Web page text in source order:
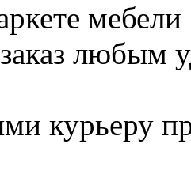
заказ любым
курьеру